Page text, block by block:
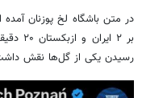
بر ۲
رسیدن یکی از گل‌ها نقش